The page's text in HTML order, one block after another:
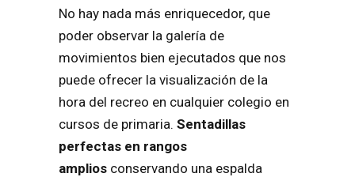
No hay nada más enriquecedor, que
poder observar la galería de
movimientos bien ejecutados que nos
puede ofrecer la visualización de la
hora del recreo en cualquier colegio en
cursos de primaria. Sentadillas
perfectas en rangos
amplios conservando una espalda